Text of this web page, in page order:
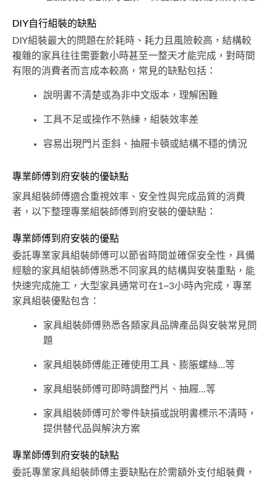
DIY自行組裝的缺點
DIY組裝最大的問題在於耗時、耗力且風險較高，結構較
複雜的家具往往需要數小時甚至一整天才能完成，對時間
有限的消費者而言成本較高，常見的缺點包括：
說明書不清楚或為非中文版本，理解困難
工具不足或操作不熟練，組裝效率差
容易出現門片歪斜、抽屜卡頓或結構不穩的情況
專業師傅到府安裝的優缺點
家具組裝師傅適合重視效率、安全性與完成品質的消費
者，以下整理專業組裝師傅到府安裝的優缺點：
專業師傅到府安裝的優點
委託專業家具組裝師傅可以節省時間並確保安全性，具備
經驗的家具組裝師傅熟悉不同家具的結構與安裝重點，能
快速完成施工，大型家具通常可在1~3小時內完成，專業
家具組裝優點包含：
家具組裝師傅熟悉各類家具品牌產品與安裝常見問
題
家具組裝師傅能正確使用工具、膨脹螺絲...等
家具組裝師傅可即時調整門片、抽屜...等
家具組裝師傅可於零件缺損或說明書標示不清時，
提供替代品與解決方案
專業師傅到府安裝的缺點
委託專業家具組裝師傅主要缺點在於需額外支付組裝費，